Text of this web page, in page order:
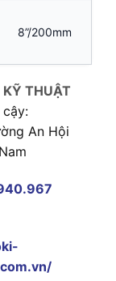
8”/200mm
THUẬT
An Hội